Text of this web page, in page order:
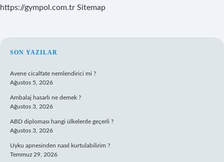
https://gympol.com.tr Sitemap
SIDEBAR
SON YAZILAR
Avene cicalfate nemlendirici mi ?
Ağustos 5, 2026
Ambalaj hasarlı ne demek ?
Ağustos 3, 2026
ABD diploması hangi ülkelerde geçerli ?
Ağustos 3, 2026
Uyku apnesinden nasıl kurtulabilirim ?
Temmuz 29, 2026